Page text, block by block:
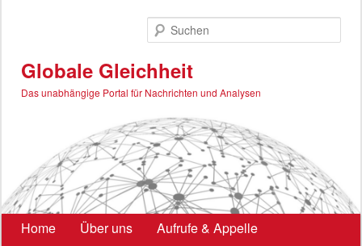
Globale Gleichheit
Das unabhängige Portal für Nachrichten und Analysen
Hauptmenü
Home Über uns
Aufrufe & Appelle